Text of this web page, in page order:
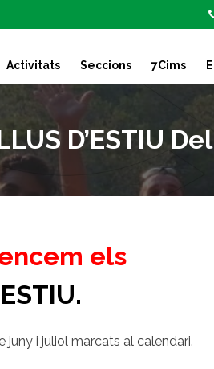
Activitats Seccions 7Cims
D’ESTIU
els
juny i juliol marcats al calendari.